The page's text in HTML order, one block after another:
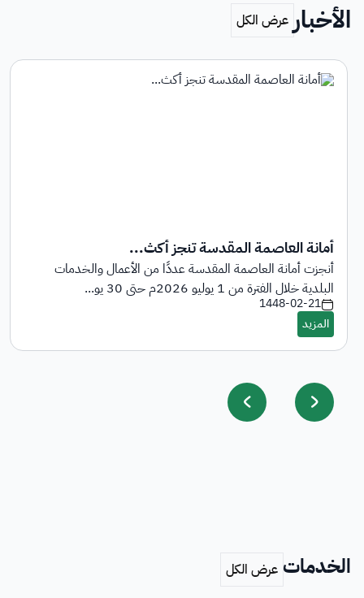
الأخبار
أمانة العاصمة المقدسة تنجز أكث...
أنجزت أمانة العاصمة المقدسة عددًا من الأعمال والخدمات
البلدية خلال الفترة من 1 يوليو 2026م حتى 30 يو...
1448-02-21
الخدمات